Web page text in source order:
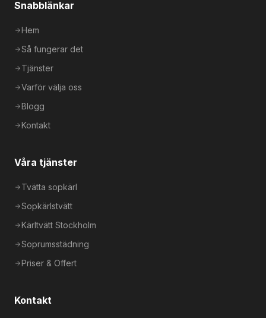
Snabblänkar
Hem
Så fungerar det
Tjänster
Varför välja oss
Blogg
Kontakt
Våra tjänster
Tvätta sopkärl
Sopkärlstvätt
Kärltvätt Stockholm
Soprumsstädning
Priser & Offert
Kontakt